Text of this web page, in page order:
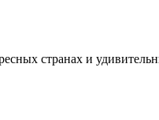
странах и